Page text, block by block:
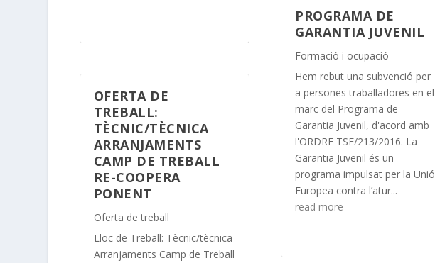
OFERTA DE
TREBALL:
TÈCNIC/TÈCNICA
ARRANJAMENTS
CAMP DE TREBALL
RE-COOPERA
PONENT
Oferta de treball
Lloc de Treball: Tècnic/tècnica
Arranjaments Camp de Treball
PROGRAMA DE
GARANTIA JUVENIL
Formació i ocupació
Hem rebut una subvenció per
a persones traballadores en el
marc del Programa de
Garantia Juvenil, d'acord amb
l'ORDRE TSF/213/2016. La
Garantia Juvenil és un
programa impulsat per la Unió
Europea contra l’atur...
read more